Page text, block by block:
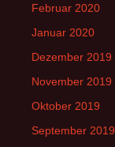
Februar 2020
Januar 2020
Dezember 2019
November 2019
Oktober 2019
September 2019